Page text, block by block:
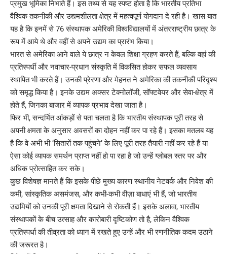
प्रमुख भूमिका निभाते हैं। इस तथ्य से यह स्पष्ट होता है कि भारतीय प्रतिभा
वैश्विक तकनीकी और उद्यमशीलता क्षेत्र में महत्वपूर्ण योगदान दे रही है। खास बात
यह है कि इनमें से 76 संस्थापक अमेरिकी विश्वविद्यालयों में अंतरराष्ट्रीय छात्र के
रूप में आये थे और वहीं से अपने उद्यम का प्रारंभ किया।
भारत से अमेरिका आने वाले ये छात्र न केवल शिक्षा ग्रहण करते हैं, बल्कि वहां की
प्रतिस्पर्धी और नवाचार-प्रधान संस्कृति में विकसित होकर सफल व्यवसाय
स्थापित भी करते हैं। उनकी प्रेरणा और मेहनत ने अमेरिका की तकनीकी परिदृश्य
को समृद्ध किया है। इनके उद्यम अक्सर टेक्नोलॉजी, सॉफ्टवेयर और सेवा-क्षेत्र में
होते हैं, जिनका बाजार में व्यापक प्रभाव देखा जाता है।
फिर भी, सन्दर्भित आंकड़ों से पता चलता है कि भारतीय संस्थापक पूरी तरह से
अपनी क्षमता के अनुसार अवसरों का दोहन नहीं कर पा रहे हैं। इसका मतलब यह
है कि वे अभी भी ‘सितारों तक पहुंचने’ के लिए पूरी तरह तैयारी नहीं कर रहे हैं या
ऐसा कोई व्यापक समर्थन प्राप्त नहीं हो पा रहा है जो उन्हें ग्लोबल स्तर पर और
अधिक प्रोत्साहित कर सके।
कुछ विशेषज्ञ मानते हैं कि इसके पीछे मुख्य कारण स्थानीय नेटवर्क और निवेश की
कमी, सांस्कृतिक असमंजस, और कभी-कभी वीज़ा बाधाएं भी हैं, जो भारतीय
उद्यमियों को उनकी पूरी क्षमता दिखाने से रोकती हैं। इसके अलावा, भारतीय
संस्थापकों के बीच उत्साह और कारोबारी दृष्टिकोण तो है, लेकिन वैश्विक
प्रतिस्पर्धा की तीव्रता को ध्यान में रखते हुए उन्हें और भी रणनीतिक कदम उठाने
की जरूरत है।